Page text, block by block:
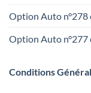
Option Auto n°278
Option Auto n°277
Conditions